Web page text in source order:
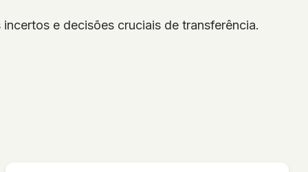
e decisões cruciais de transferência.